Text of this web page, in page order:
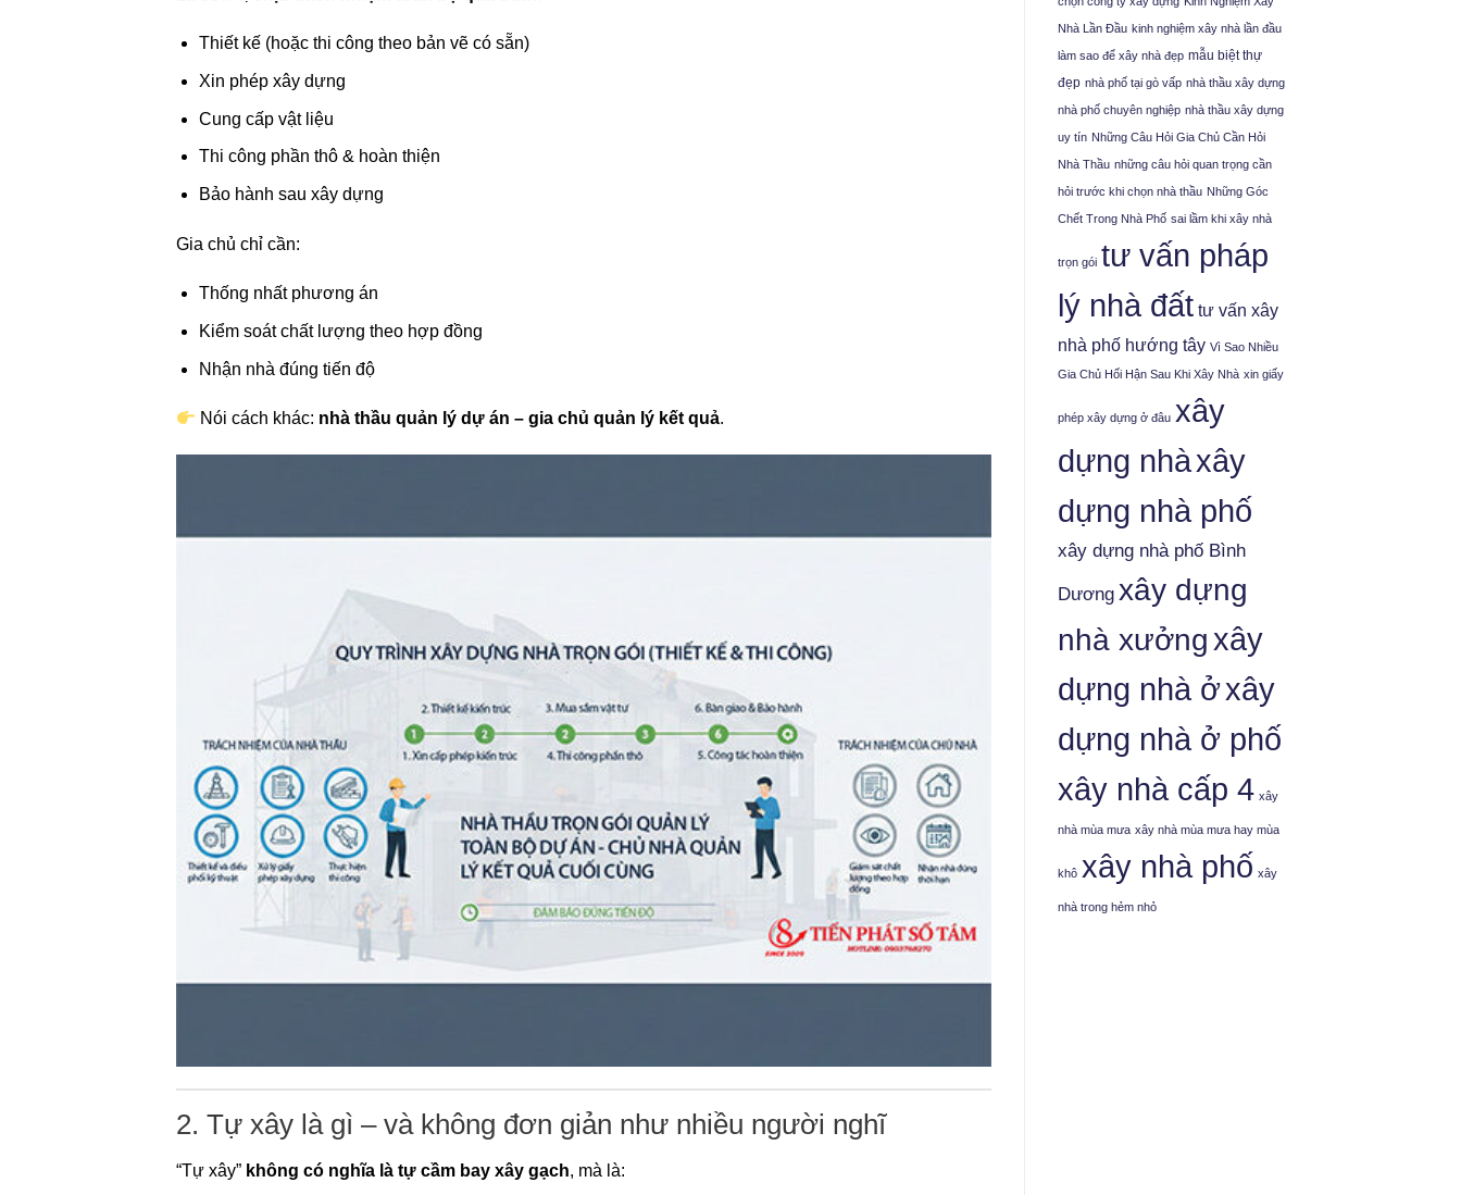
Thiết kế (hoặc thi công theo bản vẽ có sẵn)
Xin phép xây dựng
Cung cấp vật liệu
Thi công phần thô & hoàn thiện
Bảo hành sau xây dựng
Gia chủ chỉ cần:
Thống nhất phương án
Kiểm soát chất lượng theo hợp đồng
Nhận nhà đúng tiến độ
Nói cách khác: nhà thầu quản lý dự án – gia chủ quản lý kết quả.
2. Tự xây là gì – và không đơn giản như nhiều người nghĩ
“Tự xây” không có nghĩa là tự cầm bay xây gạch, mà là:
Nhà Lần Đầu kinh nghiệm xây nhà lần đầu
làm sao để xây nhà đẹp mẫu biệt thự
đẹp nhà phố tại gò vấp nhà thầu xây dựng
nhà phố chuyên nghiệp nhà thầu xây dựng
uy tín Những Câu Hỏi Gia Chủ Cần Hỏi
Nhà Thầu những câu hỏi quan trọng cần
hỏi trước khi chọn nhà thầu Những Góc
Chết Trong Nhà Phố sai lầm khi xây nhà
trọn gói tư vấn pháp
lý nhà đất tư vấn xây
nhà phố hướng tây Vì Sao Nhiều
Gia Chủ Hối Hận Sau Khi Xây Nhà xin giấy
phép xây dựng ở đâu xây
dựng nhàxây
dựng nhà phố
xây dựng nhà phố Bình
Dương xây dựng
nhà xưởngxây
dựng nhà ởxây
dựng nhà ở phố
xây nhà cấp 4 xây
nhà mùa mưa xây nhà mùa mưa hay mùa
khô xây nhà phố xây
nhà trong hẻm nhỏ